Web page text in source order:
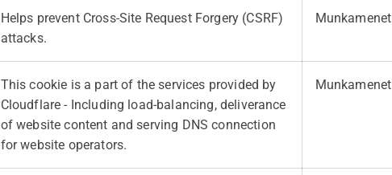
Helps prevent Cross-Site Request Forgery (CSRF)
attacks.
Munkamenet
This cookie is a part of the services provided by
Cloudflare - Including load-balancing, deliverance
of website content and serving DNS connection
for website operators.
Munkamenet